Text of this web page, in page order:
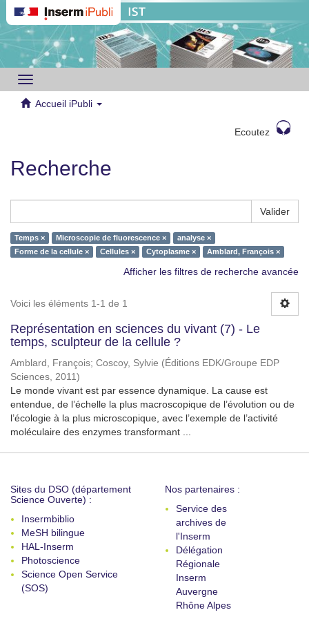
Toggle
navigation
Accueil iPubli
Ecoutez
Recherche
Valider
Temps × Microscopie de fluorescence ×
analyse ×
Forme de la cellule ×
Cellules × Cytoplasme × Amblard, François ×
Afficher les filtres de recherche avancée
Voici les éléments 1-1 de 1
Représentation en sciences du vivant (7) - Le
temps, sculpteur de la cellule ?
Amblard, François; Coscoy, Sylvie (Éditions EDK/Groupe EDP
Sciences, 2011)
Le monde vivant est par essence dynamique. La cause est
entendue, de l’échelle la plus macroscopique de l’évolution ou de
l’écologie à la plus microscopique, avec l’exemple de l’activité
moléculaire des enzymes transformant ...
Sites du DSO (département
Science Ouverte) :
Insermbiblio
MeSH bilingue
HAL-Inserm
Photoscience
Science Open Service
(SOS)
Nos partenaires :
Service des
archives de
l'Inserm
Délégation
Régionale
Inserm
Auvergne
Rhône Alpes